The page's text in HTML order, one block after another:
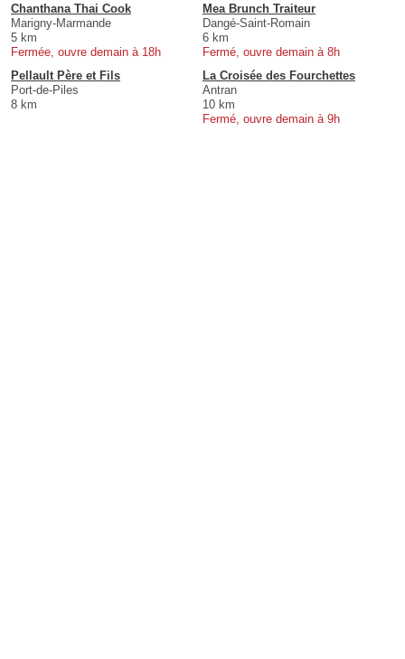
Chanthana Thai Cook
Marigny-Marmande
5 km
Fermée, ouvre demain à 18h
Mea Brunch Traiteur
Dangé-Saint-Romain
6 km
Fermé, ouvre demain à 8h
Pellault Père et Fils
Port-de-Piles
8 km
La Croisée des Fourchettes
Antran
10 km
Fermé, ouvre demain à 9h